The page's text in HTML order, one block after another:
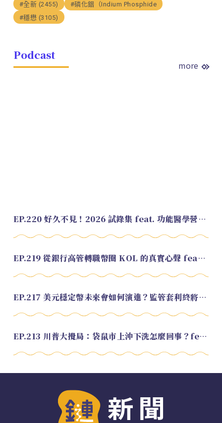
#全新 (2455)
#磷化銦（Indium Phosphide
#穩懋 (3105)
Podcast
more
EP.220 好久不見！2026 試錄集 feat. 功能醫學營養師 美寶
EP.219 從銀行高管轉職幣圈 KOL 的真實心聲 feat.龜大
EP.217 美元穩定幣未來會如何演進？監管套利終將收斂？feat. 研究員 余哲安
EP.213 川普大攪局：袋鼠市上沖下洗怎麼回事？feat. Alvin